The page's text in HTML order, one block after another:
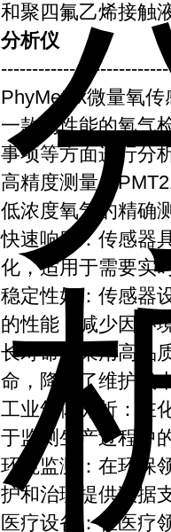
和聚四氟乙烯接触
分析仪
PhyMetrix微量氧
一款高性能的氧气
事项等方面进行分
高精度测量：
低浓度氧气的精确
快速响应：传感器
化，适用于需要实
稳定性好：传感器
的性能，减少因环
长寿命：采用高品
命，降低了维护成
工业气体分析：在
于监测生产过程中
环境监测：在环保
护和治理提供数据
医疗设备：在医疗